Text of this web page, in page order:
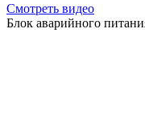
Смотреть видео
Блок аварийного